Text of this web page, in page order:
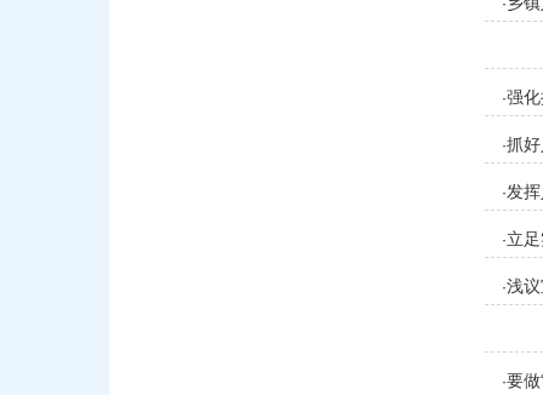
·
·强
·抓
·发
·立
·浅
·要